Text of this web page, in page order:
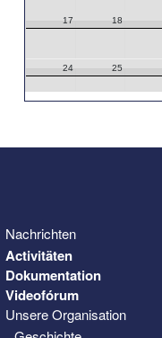
17 18
24 25
Nachrichten
Activitäten
Dokumentation
Videofórum
Unsere Organisation